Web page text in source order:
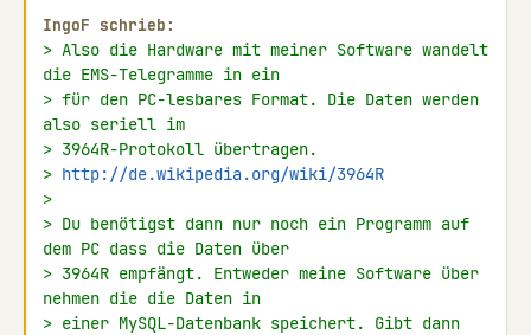
IngoF schrieb:
> Also die Hardware mit meiner Software wandelt
die EMS-Telegramme in ein
> für den PC-lesbares Format. Die Daten werden
also seriell im
> 3964R-Protokoll übertragen.
> http://de.wikipedia.org/wiki/3964R
>
> Du benötigst dann nur noch ein Programm auf
dem PC dass die Daten über
> 3964R empfängt. Entweder meine Software über
nehmen die die Daten in
> einer MySQL-Datenbank speichert. Gibt dann